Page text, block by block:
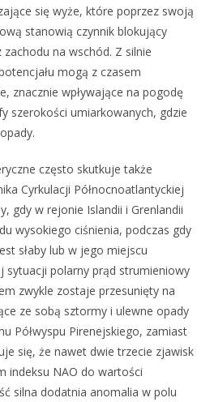
się wyże, które poprzez swoją
stanowią czynnik blokujący
na wschód. Z silnie
mogą z czasem
znacznie wpływające na pogodę
szerokości umiarkowanych, gdzie
często skutkuje także
Cyrkulacji Północnoatlantyckiej
gdy w rejonie Islandii i Grenlandii
wysokiego ciśnienia, podczas gdy
słaby lub w jego miejscu
sytuacji polarny prąd strumieniowy
zwykle zostaje przesunięty na
ze sobą sztormy i ulewne opady
Półwyspu Pirenejskiego, zamiast
się, że nawet dwie trzecie zjawisk
indeksu NAO do wartości
silna dodatnia anomalia w polu